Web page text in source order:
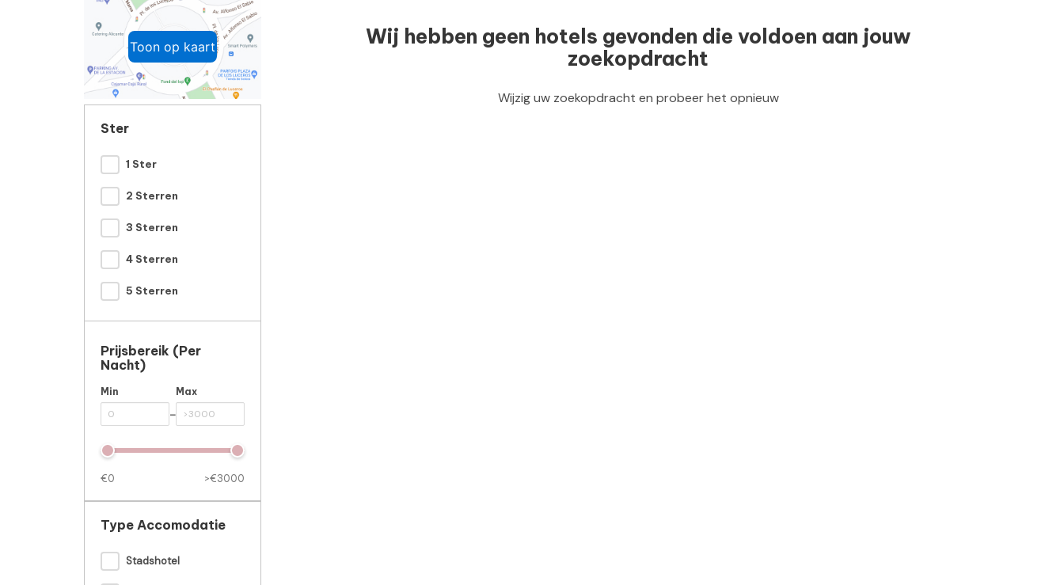
Wij hebben geen hotels gevonden die voldoen aan jouw
zoekopdracht
Wijzig uw zoekopdracht en probeer het opnieuw
Toon op kaart
Ster
1 Ster
2 Sterren
3 Sterren
4 Sterren
5 Sterren
Prijsbereik (per
Nacht)
Min
-
Max
€0 >€3000
Type Accomodatie
Stadshotel